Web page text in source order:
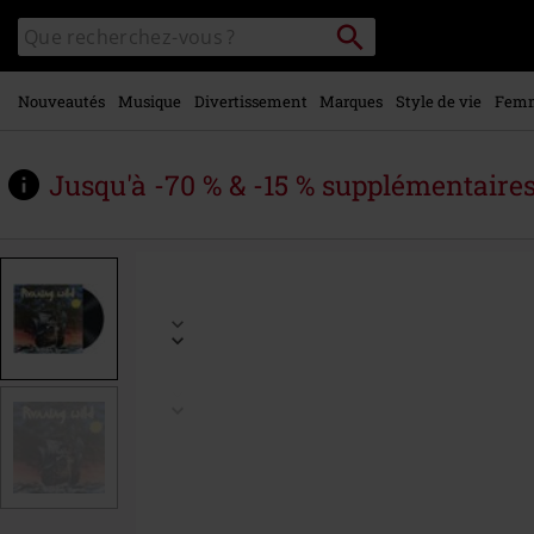
contenu
principal
Rechercher
sur
le
catalogue
Rechercher
Nouveautés Musique Divertissement Marques Style de vie
Jusqu'à -70 % & -15 %
www.large.be/fr/p/under-
364427St.html